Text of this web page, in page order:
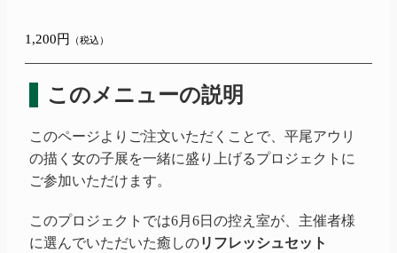
1,200円 （税込）
このメニューの説明
このページよりご注文いただくことで、 平尾アウリ
の描く女の子展を一緒に盛り上げるプロジェクトに
ご参加いただけます。
このプロジェクトでは6月6日の控え室が、主催者様
に選んでいただいた癒しのリフレッシュセット